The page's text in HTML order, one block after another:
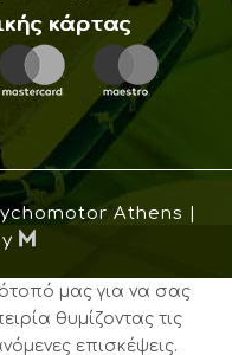
κάρτας
Athens |

μας για να σας
θυμίζοντας τις
επισκέψεις.